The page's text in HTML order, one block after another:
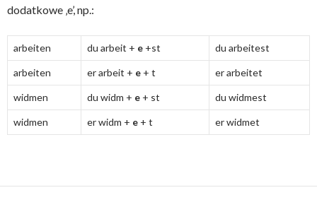
dodatkowe ‚e’, np.:
arbeiten du arbeit + e +st du arbeitest
arbeiten er arbeit + e + t er arbeitet
widmen du widm + e + st du widmest
widmen er widm + e + t er widmet